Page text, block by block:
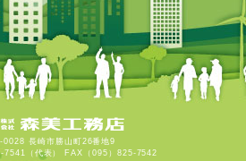
0028 長崎市勝山町26番地9
7541（代表） FAX（095）825-7542